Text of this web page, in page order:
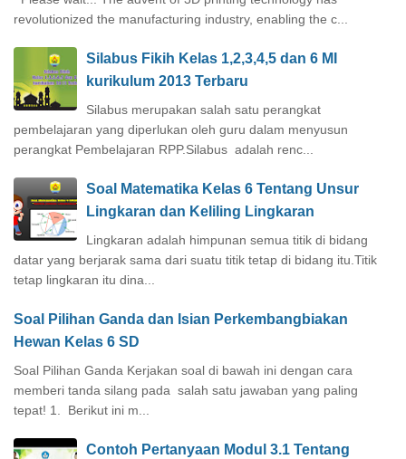
revolutionized the manufacturing industry, enabling the c...
Silabus Fikih Kelas 1,2,3,4,5 dan 6 MI
kurikulum 2013 Terbaru
Silabus merupakan salah satu perangkat
pembelajaran yang diperlukan oleh guru dalam menyusun
perangkat Pembelajaran RPP.Silabus adalah renc...
Soal Matematika Kelas 6 Tentang Unsur
Lingkaran dan Keliling Lingkaran
Lingkaran adalah himpunan semua titik di bidang
datar yang berjarak sama dari suatu titik tetap di bidang itu.Titik
tetap lingkaran itu dina...
Soal Pilihan Ganda dan Isian Perkembangbiakan
Hewan Kelas 6 SD
Soal Pilihan Ganda Kerjakan soal di bawah ini dengan cara
memberi tanda silang pada salah satu jawaban yang paling
tepat! 1. Berikut ini m...
Contoh Pertanyaan Modul 3.1 Tentang